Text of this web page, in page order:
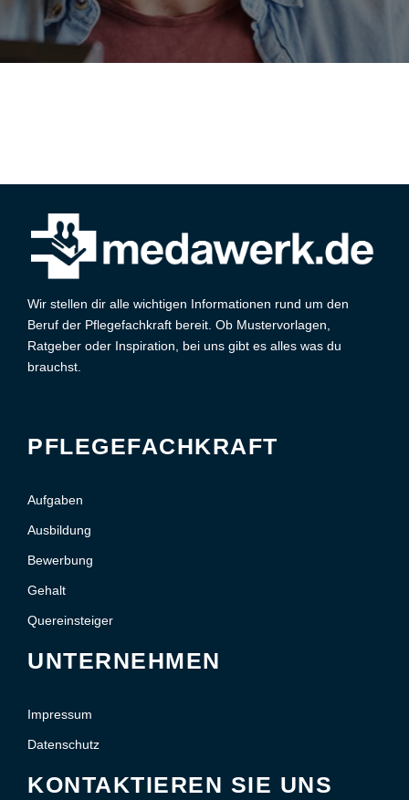
Wir stellen dir alle wichtigen Informationen rund um den
Beruf der Pflegefachkraft bereit. Ob Mustervorlagen,
Ratgeber oder Inspiration, bei uns gibt es alles was du
brauchst.
PFLEGEFACHKRAFT
Aufgaben
Ausbildung
Bewerbung
Gehalt
Quereinsteiger
UNTERNEHMEN
Impressum
Datenschutz
KONTAKTIEREN SIE UNS